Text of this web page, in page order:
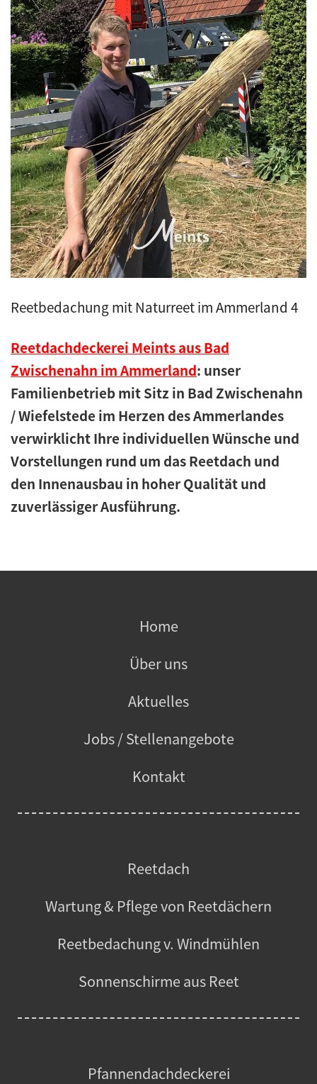
Kunstreet
Pfannendach
Holzbau
Blecharbeiten
Jobs
Kontakt
Navigation schließen
Reetbedachung mit Naturreet im Ammerland 4
Reetdachdeckerei Meints aus Bad
Zwischenahn im Ammerland: unser
Familienbetrieb mit Sitz in Bad Zwischenahn
/ Wiefelstede im Herzen des Ammerlandes
verwirklicht Ihre individuellen Wünsche und
Vorstellungen rund um das Reetdach und
den Innenausbau in hoher Qualität und
zuverlässiger Ausführung.
Home
Über uns
Aktuelles
Jobs / Stellenangebote
Kontakt
Reetdach
Wartung & Pflege von Reetdächern
Reetbedachung v. Windmühlen
Sonnenschirme aus Reet
Pfannendachdeckerei